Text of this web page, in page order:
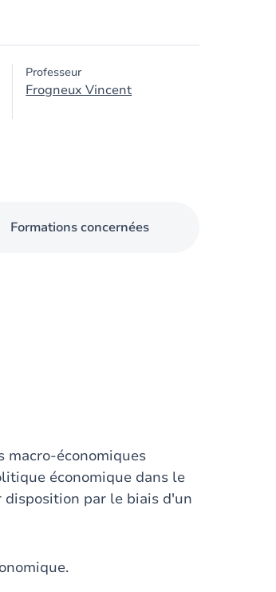
Professeur
Frogneux Vincent
Formations concernées
macro-économiques
économique dans le
par le biais d'un